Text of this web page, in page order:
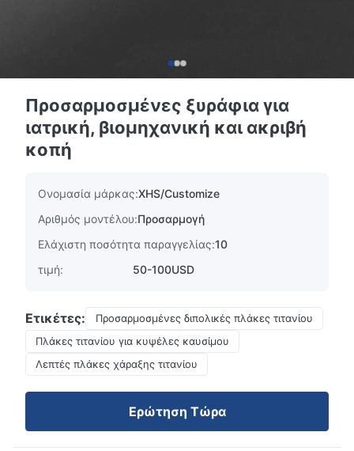
Προσαρμοσμένες ξυράφια για
ιατρική, βιομηχανική και ακριβή
κοπή
Ονομασία μάρκας:XHS/Customize
Αριθμός μοντέλου:Προσαρμογή
Ελάχιστη ποσότητα παραγγελίας:10
τιμή:
50-100USD
Ετικέτες:
Προσαρμοσμένες διπολικές πλάκες τιτανίου
Πλάκες τιτανίου για κυψέλες καυσίμου
Λεπτές πλάκες χάραξης τιτανίου
Ερώτηση Τώρα